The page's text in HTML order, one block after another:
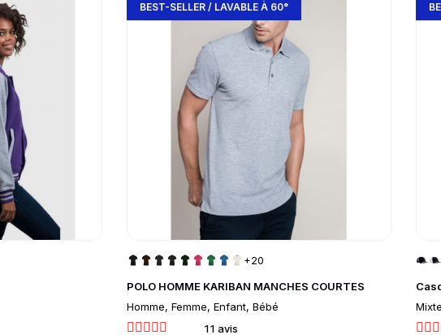
POLO HOMME KARIBAN MANCHES COURTES
Homme, Femme, Enfant, Bébé
11 avis
BEST-SELLER / LAVABLE À 60°
+20
Mixte